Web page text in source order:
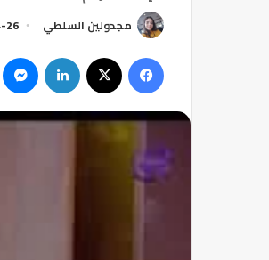
مجدولين السلطي 26